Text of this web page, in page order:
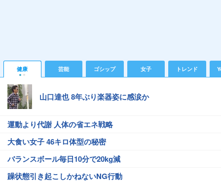
健康 芸能 ゴシップ 女子 トレンド
山口達也 8年ぶり楽器姿に感涙か
運動より代謝 人体の省エネ戦略
大食い女子 46キロ体型の秘密
バランスボール毎日10分で20kg減
躁状態引き起こしかねないNG行動